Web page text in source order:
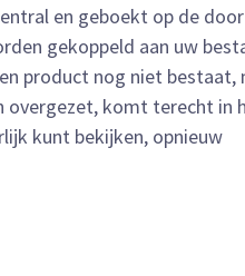
en geboekt op de
gekoppeld aan uw
product nog niet bestaat,
overgezet, komt terecht in
kunt bekijken, opnieuw